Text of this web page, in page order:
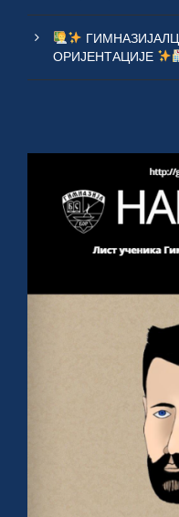
ОРИЈЕНТАЦИЈЕ